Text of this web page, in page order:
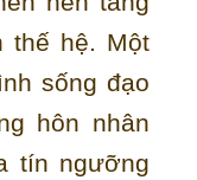
thế hệ. Một
sống đạo
hôn nhân
tín ngưỡng